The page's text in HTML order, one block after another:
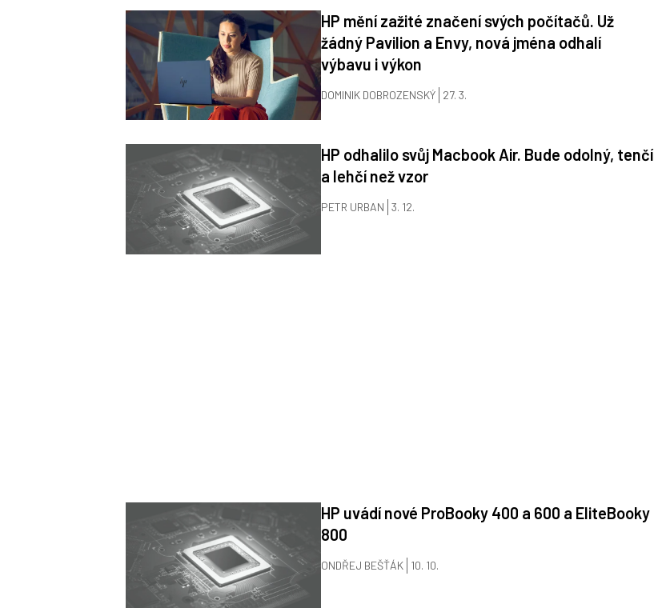
HP mění zažité značení svých počítačů. Už
žádný Pavilion a Envy, nová jména odhalí
výbavu i výkon
DOMINIK DOBROZENSKÝ 27. 3.
HP odhalilo svůj Macbook Air. Bude odolný, tenčí
a lehčí než vzor
PETR URBAN 3. 12.
HP uvádí nové ProBooky 400 a 600 a EliteBooky
800
ONDŘEJ BEŠŤÁK 10. 10.